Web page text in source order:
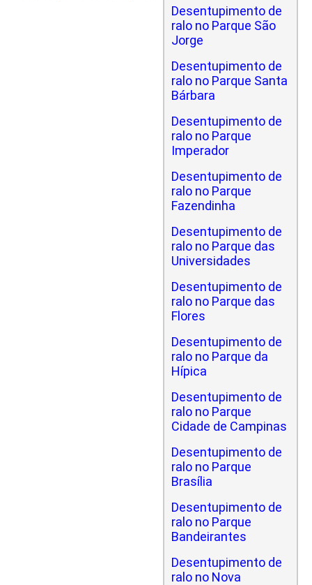
Desentupimento de
ralo no Parque São
Jorge
Desentupimento de
ralo no Parque Santa
Bárbara
Desentupimento de
ralo no Parque
Imperador
Desentupimento de
ralo no Parque
Fazendinha
Desentupimento de
ralo no Parque das
Universidades
Desentupimento de
ralo no Parque das
Flores
Desentupimento de
ralo no Parque da
Hípica
Desentupimento de
ralo no Parque
Cidade de Campinas
Desentupimento de
ralo no Parque
Brasília
Desentupimento de
ralo no Parque
Bandeirantes
Desentupimento de
ralo no Nova